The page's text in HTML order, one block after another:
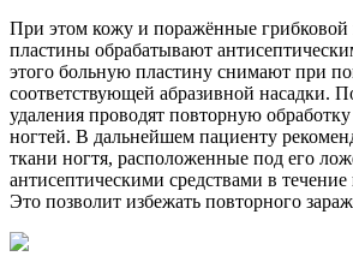
При этом кожу и поражённые
пластины обрабатывают
этого больную пластину снимают при
соответствующей абразивной насадки.
удаления проводят повторную
ногтей. В дальнейшем пациенту
ткани ногтя, расположенные под его
антисептическими средствами в течение
Это позволит избежать повторного